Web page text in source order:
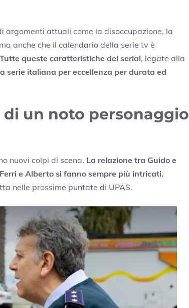
attuali come la disoccupazione, la
anche che il calendario della serie tv è
Tutte queste caratteristiche del serial, legate alla
serie italiana per eccellenza per durata ed
di un noto personaggio
nuovi colpi di scena. La relazione tra Guido e
e Alberto si fanno sempre più intricati.
nelle prossime puntate di UPAS.